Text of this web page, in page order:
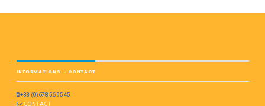
INFORMATIONS – CONTACT
+33 (0)678 56 95 45
CONTACT